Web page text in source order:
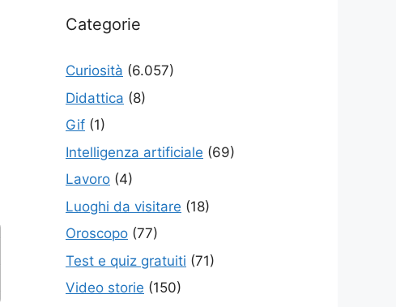
Categorie
Curiosità (6.057)
Didattica (8)
Gif (1)
Intelligenza artificiale (69)
Lavoro (4)
Luoghi da visitare (18)
Oroscopo (77)
Test e quiz gratuiti (71)
Video storie (150)